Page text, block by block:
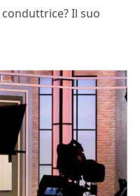
Il suo